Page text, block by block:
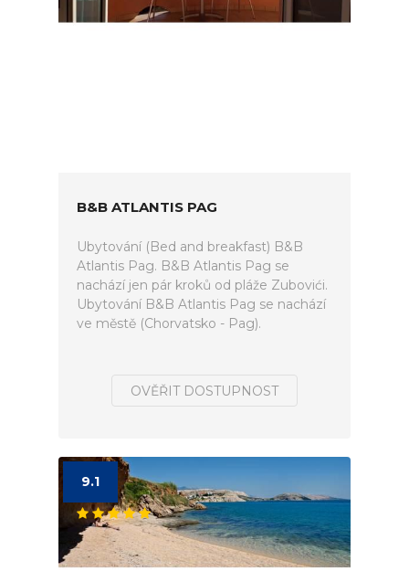
B&B ATLANTIS PAG
Ubytování (Bed and breakfast) B&B
Atlantis Pag. B&B Atlantis Pag se
nachází jen pár kroků od pláže Zubovići.
Ubytování B&B Atlantis Pag se nachází
ve městě (Chorvatsko - Pag).
OVĚŘIT DOSTUPNOST
9.1